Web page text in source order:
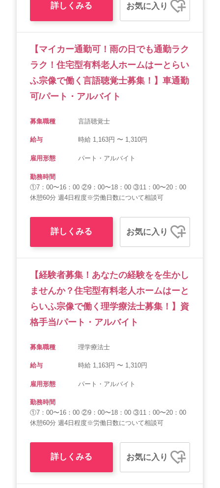
詳しくみる お気に入り
【マイカー通勤可！雨の日でも通勤ラク
ラク！住宅型有料老人ホームはーとらい
ふ宗像で働く言語聴覚士募集！】車通勤
可/パート・アルバイト
募集職種 言語聴覚士
給与 時給 1,163円 〜 1,310円
雇用形態 パート・アルバイト
勤務時間
①7：00〜16：00 ②9：00〜18：00 ③11：00〜20：00
休憩60分 週4日程度※労働日数について相談可
詳しくみる お気に入り
【経験者募集！あなたの経験をを生かし
ませんか？住宅型有料老人ホームはーと
らいふ宗像で働く理学療法士募集！】資
格手当/パート・アルバイト
募集職種 理学療法士
給与 時給 1,163円 〜 1,310円
雇用形態 パート・アルバイト
勤務時間
①7：00〜16：00 ②9：00〜18：00 ③11：00〜20：00
休憩60分 週4日程度※労働日数について相談可
詳しくみる お気に入り